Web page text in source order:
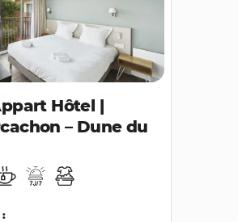
Hôtel |
– Dune du
: